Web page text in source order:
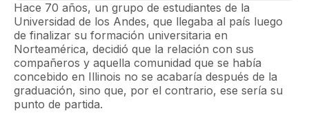
Hace 70 años, un grupo de estudiantes de la
Universidad de los Andes, que llegaba al país luego
de finalizar su formación universitaria en
Norteamérica, decidió que la relación con sus
compañeros y aquella comunidad que se había
concebido en Illinois no se acabaría después de la
graduación, sino que, por el contrario, ese sería su
punto de partida.